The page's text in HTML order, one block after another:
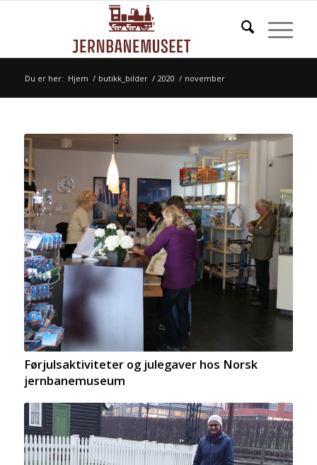
Du er her: Hjem / butikk_bilder / 2020 / november
Førjulsaktiviteter og julegaver hos Norsk
jernbanemuseum